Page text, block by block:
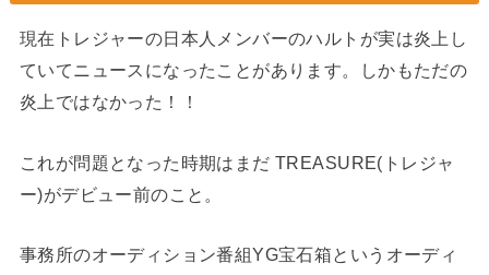
現在トレジャーの日本人メンバーのハルトが実は炎上し
ていてニュースになったことがあります。しかもただの
炎上ではなかった！！
これが問題となった時期はまだ TREASURE(トレジャ
ー)がデビュー前のこと。
事務所のオーディション番組YG宝石箱というオーディ